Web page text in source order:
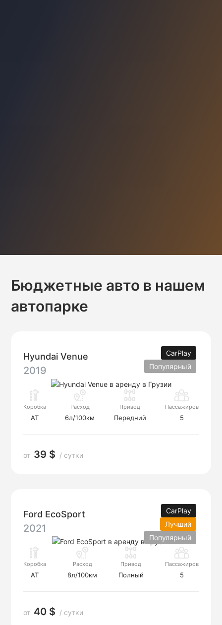
Бюджетные авто в нашем
автопарке
CarPlay
Популярный
Hyundai Venue
2019
Коробка
AT
Расход
6л/100км
Привод
Передний
Пассажиров
5
от 39 $ / сутки
CarPlay
Лучший
Популярный
Ford EcoSport
2021
Коробка
AT
Расход
8л/100км
Привод
Полный
Пассажиров
5
от 40 $ / сутки